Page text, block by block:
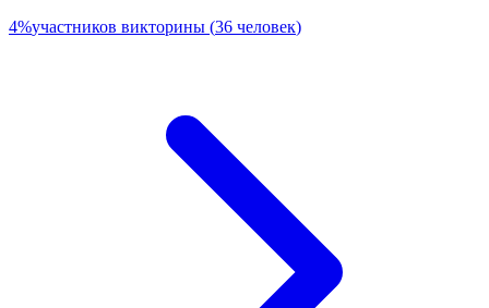
4%участников викторины (36 человек)